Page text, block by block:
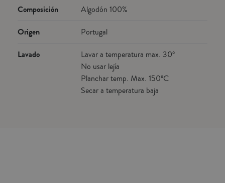
Composición Algodón 100%
Origen Portugal
Lavado
Lavar a temperatura max. 30º
No usar lejía
Planchar temp. Max. 150ºC
Secar a temperatura baja